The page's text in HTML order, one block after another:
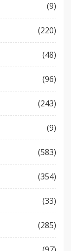
(9)
(220)
(48)
(96)
(243)
(9)
(583)
(354)
(33)
(285)